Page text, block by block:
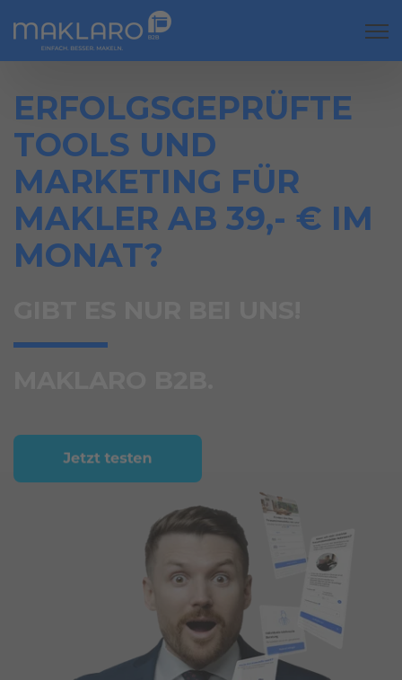
ERFOLGSGEPRÜFTE
TOOLS UND
MARKETING FÜR
MAKLER AB 39,- € IM
MONAT?